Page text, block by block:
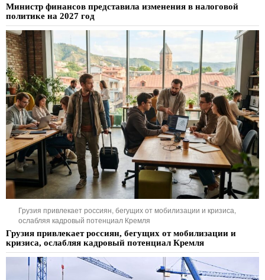
Министр финансов представила изменения в налоговой
политике на 2027 год
Грузия привлекает россиян, бегущих от мобилизации и кризиса,
ослабляя кадровый потенциал Кремля
Грузия привлекает россиян, бегущих от мобилизации и
кризиса, ослабляя кадровый потенциал Кремля